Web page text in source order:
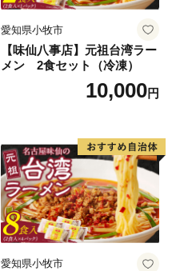
愛知県小牧市
【味仙八事店】元祖台湾ラー
メン 2食セット（冷凍）
10,000円
愛知県小牧市